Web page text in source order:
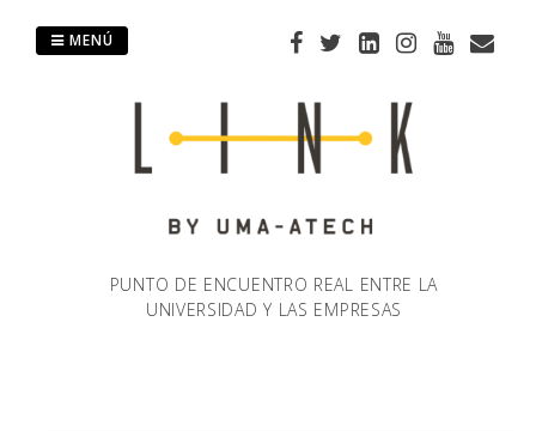
PUNTO DE ENCUENTRO REAL ENTRE LA
UNIVERSIDAD Y LAS EMPRESAS
MENÚ